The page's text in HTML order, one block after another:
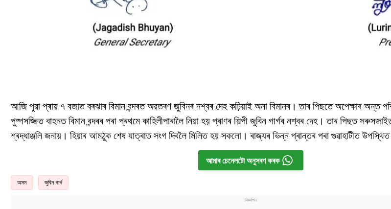
আজি পুৱা প্ৰায় ৭ বজাত বৰঝাৰ বিমান বন্দৰত অৱতৰণ জুবিনৰ নশ্বৰ দেহ কঢ়িয়াই অনা বিমানৰ। তাৰ পিছতে অপেক্ষাৰ
পুষ্পসজ্জিত বাহনত বিমান বন্দৰৰ পৰা প্ৰথমে কাহিলীপাৰালৈ নিয়া হয় প্ৰাণৰ শিল্পী জুবিন গাৰ্গৰ নশ্বৰ দেহ। তাৰ পিছত
শ্ৰদ্ধাঞ্জলি জনায়। হিয়াৰ আমঠুক শেষ যাত্ৰাত সংগ দিবলৈ মিলিত হয় সকলো। ৰাজ্যৰ ভিন্ন প্ৰান্তৰ পৰা গুৱাহাটীত উপস্থিত
আমাৰ চেনেলটো অনুসৰণ কৰক
অসম জুবিন গাৰ্গ